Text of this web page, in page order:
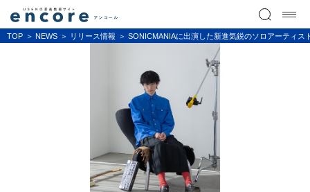
TOP NEWS リリース情報 SONICMANIAに出演した新進気鋭のソロアーティ